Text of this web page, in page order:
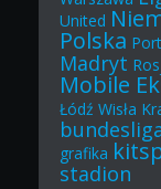
United
Polska
Madryt
Mobile
Łódź Wisła
grafika
stadion